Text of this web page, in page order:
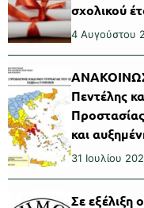
σχολικού
4 Αυγούστου
Πεντέλης
και
31 Ιουλίου
Σε εξέλιξη